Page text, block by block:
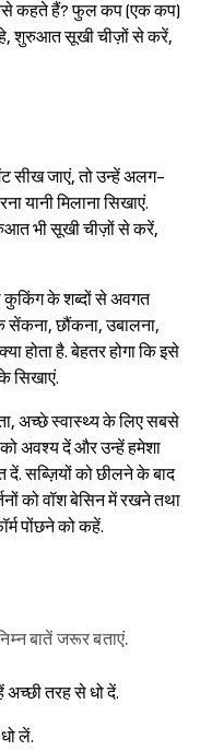
कहते हैं? फुल कप (एक कप)
शुरुआत सूखी चीज़ों से करें,
सीख जाएं, तो उन्हें अलग-
यानी मिलाना सिखाएं.
भी सूखी चीज़ों से करें,
कुकिंग के शब्दों से अवगत
सेंकना, छौंकना, उबालना,
होता है. बेहतर होगा कि इसे
सिखाएं.
अच्छे स्वास्थ्य के लिए सबसे
अवश्य दें और उन्हें हमेशा
सब्ज़ियों को छीलने के बाद
को वॉश बेसिन में रखने तथा
पोंछने को कहें.
बातें जरूर बताएं.
तरह से धो दें.
लें.